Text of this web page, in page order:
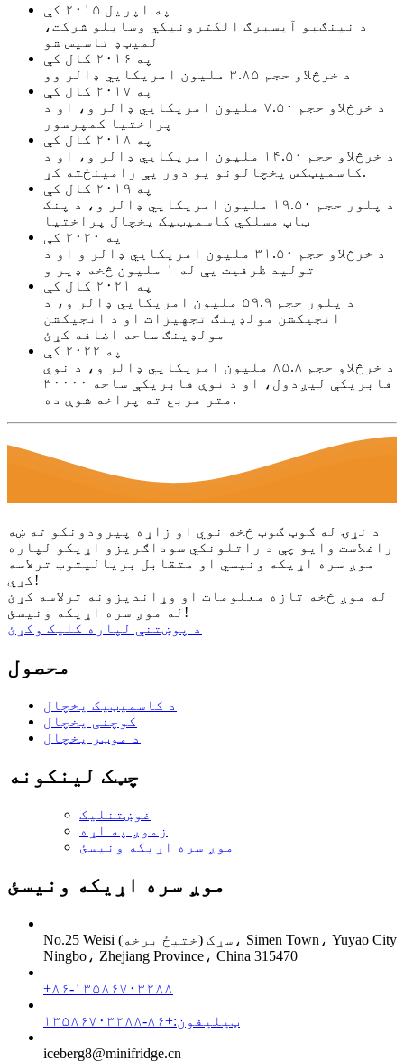
په اپریل ۲۰۱۵ کې
د نینګبو آیسبرګ الکترونیکي وسایلو شرکت،
لمیټډ تاسیس شو
په ۲۰۱۶ کال کې
د خرڅلاو حجم ۳.۸۵ ملیون امریکایي ډالر وو
په ۲۰۱۷ کال کې
د خرڅلاو حجم ۷.۵۰ ملیون امریکایي ډالر و، او د
پراختیا کمپرسور
په ۲۰۱۸ کال کې
د خرڅلاو حجم ۱۴.۵۰ ملیون امریکایي ډالر و، او د
کاسمیټکس یخچالونو یو دور یې رامینځته کړ.
په ۲۰۱۹ کال کې
د پلور حجم ۱۹.۵۰ ملیون امریکایي ډالر و، د پنک
ټاپ مسلکي کاسمیټیک یخچال پراختیا
په ۲۰۲۰ کې
د خرڅلاو حجم ۳۱.۵۰ ملیون امریکایي ډالر و او د
تولید ظرفیت یې له ۱ ملیون څخه ډیر و
په ۲۰۲۱ کال کې
د پلور حجم ۵۹.۹ ملیون امریکایي ډالر و، د
انجیکشن مولډینګ تجهیزات او د انجیکشن
مولډینګ ساحه اضافه کړئ
په ۲۰۲۲ کې
د خرڅلاو حجم ۸۵.۸ ملیون امریکایي ډالر و، د نوې
فابریکې لیږدول، او د نوې فابریکې ساحه ۳۰۰۰۰
متر مربع ته پراخه شوې ده.
د نړۍ له ګوټ ګوټ څخه نوي او زاړه پیرودونکو ته ښه
راغلاست وایو چې د راتلونکي سوداګریزو اړیکو لپاره
موږ سره اړیکه ونیسي او متقابل بریالیتوب ترلاسه
کړي!
له موږ څخه تازه معلومات او وړاندیزونه ترلاسه کړئ
له موږ سره اړیکه ونیسئ!
د پوښتنې لپاره کلیک وکړئ
محصول
د کاسمیټیک یخچال
کوچنی یخچال
د موټر یخچال
چټک لینکونه
غوښتنلیک
زموږ په اړه
موږ سره اړیکه ونیسئ
موږ سره اړیکه ونیسئ
No.25 Weisi سړک (ختیځ برخه)، Simen Town، Yuyao City
Ningbo، Zhejiang Province، China 315470
+۸۶-۱۳۵۸۶۷۰۳۲۸۸
ټیلیفون:+۸۶-۱۳۵۸۶۷۰۳۲۸۸
iceberg8@minifridge.cn